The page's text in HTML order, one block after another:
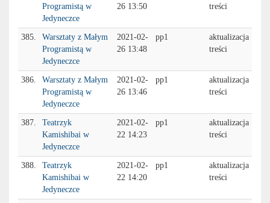
Programistą w
Jedyneczce
26 13:50
treści
385.
Warsztaty z Małym
Programistą w
Jedyneczce
2021-02-
26 13:48
pp1
aktualizacja
treści
386.
Warsztaty z Małym
Programistą w
Jedyneczce
2021-02-
26 13:46
pp1
aktualizacja
treści
387.
Teatrzyk
Kamishibai w
Jedyneczce
2021-02-
22 14:23
pp1
aktualizacja
treści
388.
Teatrzyk
Kamishibai w
Jedyneczce
2021-02-
22 14:20
pp1
aktualizacja
treści